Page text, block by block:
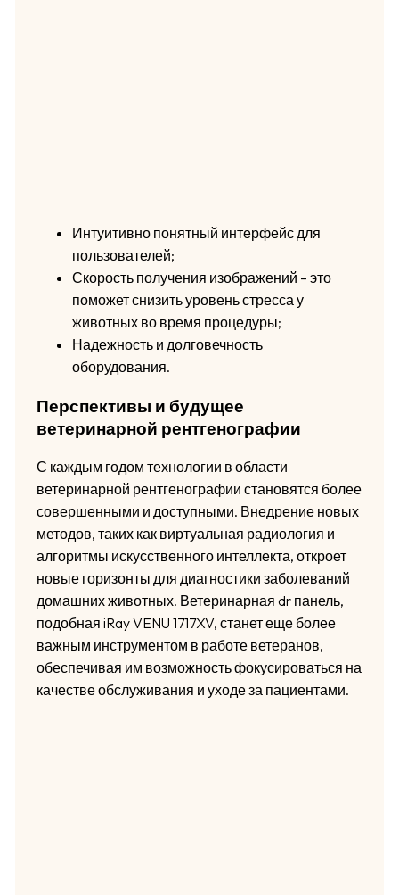
Интуитивно понятный интерфейс для
пользователей;
Скорость получения изображений – это
поможет снизить уровень стресса у
животных во время процедуры;
Надежность и долговечность
оборудования.
Перспективы и будущее
ветеринарной рентгенографии
С каждым годом технологии в области
ветеринарной рентгенографии становятся более
совершенными и доступными. Внедрение новых
методов, таких как виртуальная радиология и
алгоритмы искусственного интеллекта, откроет
новые горизонты для диагностики заболеваний
домашних животных. Ветеринарная dr панель,
подобная iRay VENU 1717XV, станет еще более
важным инструментом в работе ветеранов,
обеспечивая им возможность фокусироваться на
качестве обслуживания и уходе за пациентами.